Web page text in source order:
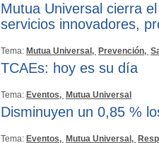
Mutua Universal cierra
servicios innovadores,
Tema: Mutua Universal, Prevención,
TCAEs: hoy es su día
Tema: Eventos, Mutua Universal
Disminuyen un 0,85 %
Tema: Eventos, Mutua Universal,